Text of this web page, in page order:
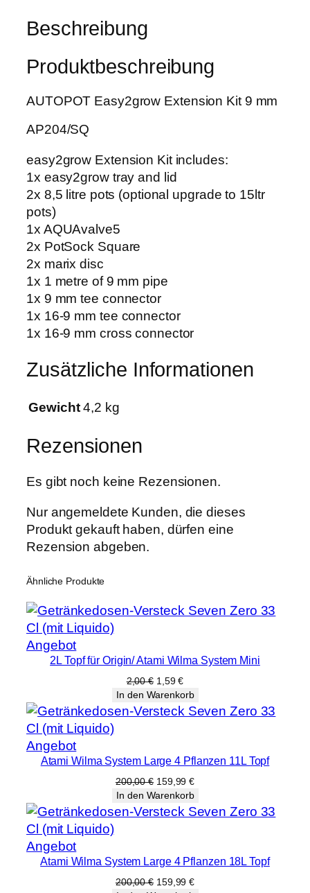
:
5
,
0
9
€
.
2
w
x
t
e
n
s
i
o
n
K
i
t
9
m
M
n
e
Beschreibung
Produktbeschreibung
AUTOPOT Easy2grow Extension Kit 9 mm
AP204/SQ
easy2grow Extension Kit includes:
1x easy2grow tray and lid
2x 8,5 litre pots (optional upgrade to 15ltr
pots)
1x AQUAvalve5
2x PotSock Square
2x marix disc
1x 1 metre of 9 mm pipe
1x 9 mm tee connector
1x 16-9 mm tee connector
1x 16-9 mm cross connector
Zusätzliche Informationen
Gewicht 4,2 kg
Rezensionen
Es gibt noch keine Rezensionen.
Nur angemeldete Kunden, die dieses
Produkt gekauft haben, dürfen eine
Rezension abgeben.
Ähnliche Produkte
AngebotProdukt
im
2L Topf für Origin/ Atami Wilma System Mini
2,00€ Ursprünglicher
Preis
war:
2,00 €
1,59€Aktueller
Preis
ist:
1,59 €.
In den Warenkorb
AngebotProdukt
im
Angebot
Atami Wilma System Large 4 Pflanzen 11L Topf
200,00€ Ursprünglicher
Preis
war:
200,00 €
159,99€Aktueller
Preis
ist:
159,99 €.
In den Warenkorb
AngebotProdukt
im
Angebot
Atami Wilma System Large 4 Pflanzen 18L Topf
200,00€ Ursprünglicher
159,99€Aktueller